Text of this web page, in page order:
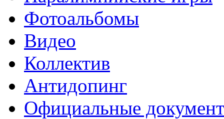
Фотоальбомы
Видео
Коллектив
Антидопинг
Официальные